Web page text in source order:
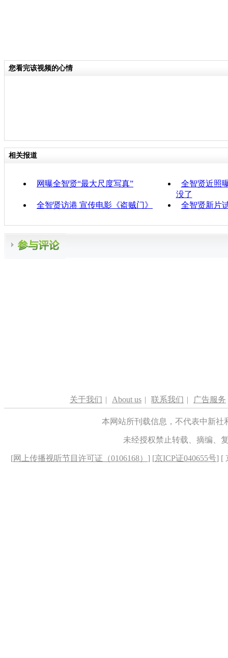
您看完该视频的心情
相关报道
网曝全智贤“最大尺度写真”
全智贤近照
没了
全智贤访港 宣传电影《盗贼门》
全智贤新片
关于我们 | About us | 联系我们 | 广告服务
本网站所刊载信息，不代表中新
未经授权禁止转载、摘编、
[网上传播视听节目许可证（0106168） ] [京ICP证040655号] [